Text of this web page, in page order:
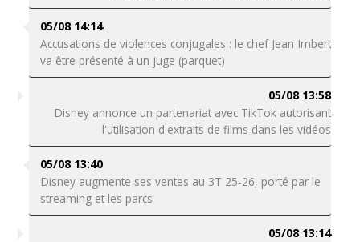
05/08 14:14
Accusations de violences conjugales : le chef Jean Imbert
va être présenté à un juge (parquet)
05/08 13:58
Disney annonce un partenariat avec TikTok autorisant
l'utilisation d'extraits de films dans les vidéos
05/08 13:40
Disney augmente ses ventes au 3T 25-26, porté par le
streaming et les parcs
05/08 13:14